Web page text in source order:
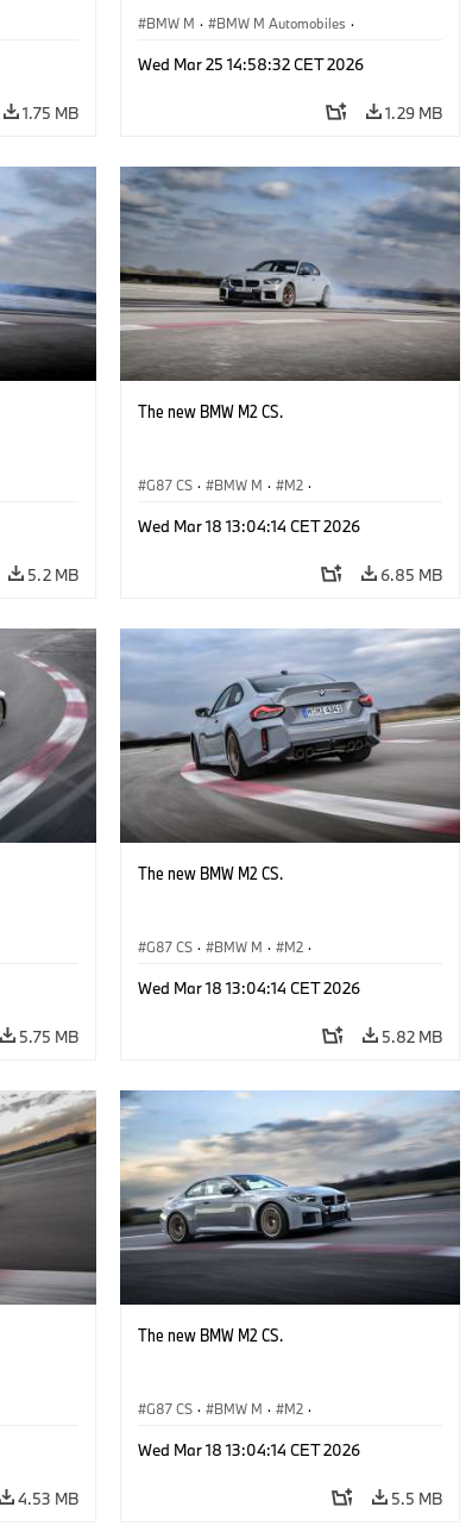
1.75 MB
BMW M · BMW M Automobiles ·
Wed Mar 25 14:58:32 CET 2026
1.29 MB
5.2 MB
The new BMW M2 CS.
G87 CS · BMW M · M2 ·
Wed Mar 18 13:04:14 CET 2026
6.85 MB
5.75 MB
The new BMW M2 CS.
G87 CS · BMW M · M2 ·
Wed Mar 18 13:04:14 CET 2026
5.82 MB
4.53 MB
The new BMW M2 CS.
G87 CS · BMW M · M2 ·
Wed Mar 18 13:04:14 CET 2026
5.5 MB